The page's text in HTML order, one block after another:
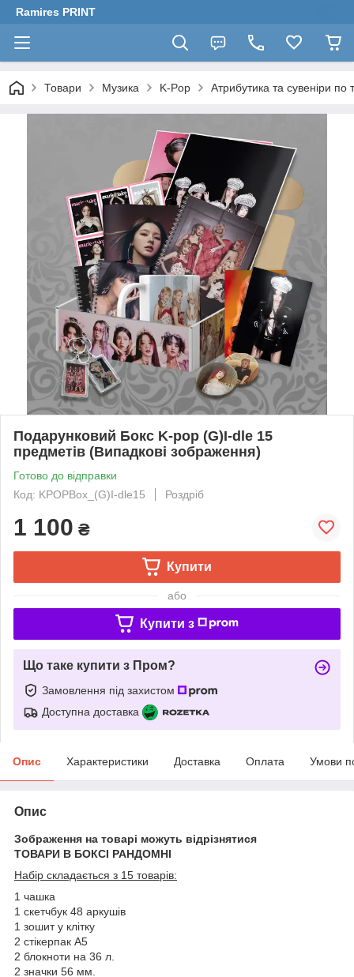
Ramires PRINT
Товари Музика K-Pop Атрибутика та сувеніри по
Подарунковий Бокс K-pop (G)I-dle 15
предметів (Випадкові зображення)
Готово до відправки
Код: KPOPBox_(G)I-dle15
Роздріб
1 100 ₴
Купити
або
Купити з
Що таке купити з Пром?
Замовлення під захистом
Доступна доставка
Опис Характеристики Доставка Оплата Умови
Опис
Зображення на товарі можуть відрізнятися
ТОВАРИ В БОКСІ РАНДОМНІ
Набір складається з 15 товарів:
1 чашка
1 скетчбук 48 аркушів
1 зошит у клітку
2 стікерпак А5
2 блокноти на 36 л.
2 значки 56 мм.